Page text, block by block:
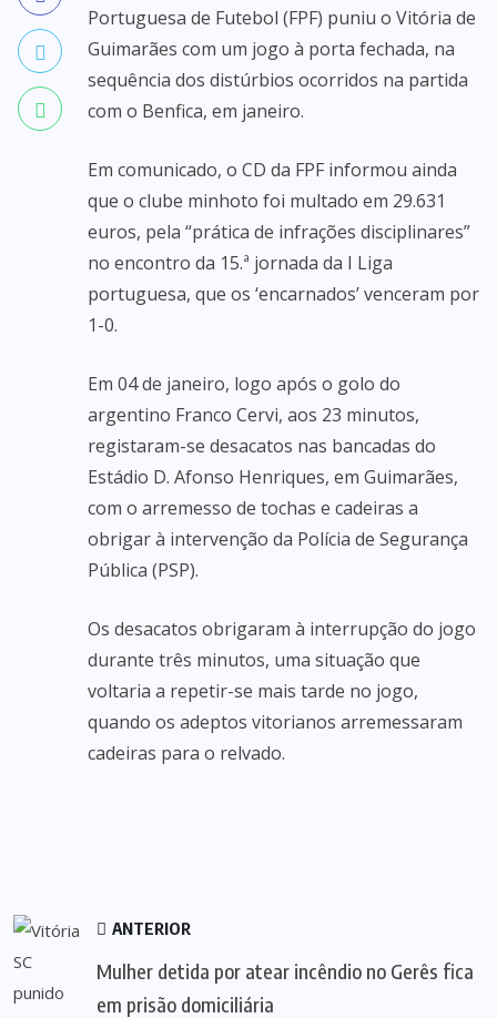
Portuguesa de Futebol (FPF) puniu o Vitória de
Guimarães com um jogo à porta fechada, na
sequência dos distúrbios ocorridos na partida
com o Benfica, em janeiro.
Em comunicado, o CD da FPF informou ainda
que o clube minhoto foi multado em 29.631
euros, pela “prática de infrações disciplinares”
no encontro da 15.ª jornada da I Liga
portuguesa, que os ‘encarnados’ venceram por
1-0.
Em 04 de janeiro, logo após o golo do
argentino Franco Cervi, aos 23 minutos,
registaram-se desacatos nas bancadas do
Estádio D. Afonso Henriques, em Guimarães,
com o arremesso de tochas e cadeiras a
obrigar à intervenção da Polícia de Segurança
Pública (PSP).
Os desacatos obrigaram à interrupção do jogo
durante três minutos, uma situação que
voltaria a repetir-se mais tarde no jogo,
quando os adeptos vitorianos arremessaram
cadeiras para o relvado.
ANTERIOR
Mulher detida por atear incêndio no Gerês fica
em prisão domiciliária